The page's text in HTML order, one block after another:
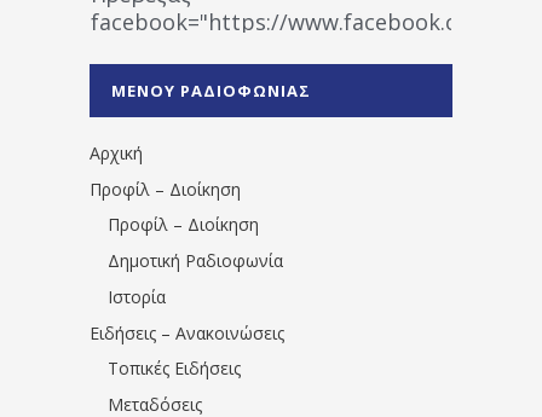
facebook="https://www.facebook.com/
1531194763766854/" artist="" ]
ΜΕΝΟΥ ΡΑΔΙΟΦΩΝΙΑΣ
Αρχική
Προφίλ – Διοίκηση
Προφίλ – Διοίκηση
Δημοτική Ραδιοφωνία
Ιστορία
Ειδήσεις – Ανακοινώσεις
Τοπικές Ειδήσεις
Μεταδόσεις